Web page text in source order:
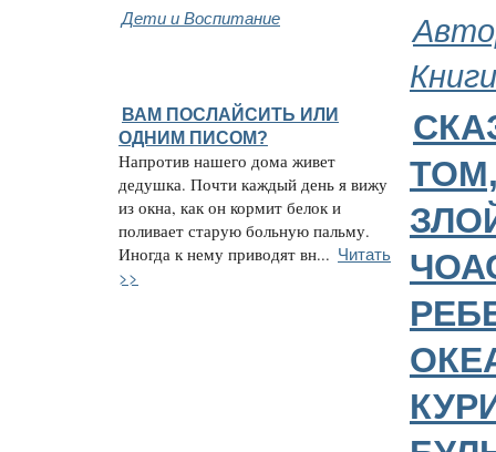
Дети и Воспитание
Книги
ВАМ ПОСЛАЙСИТЬ ИЛИ
ОДНИМ ПИСОМ?
Напротив нашего дома живет
дедушка. Почти каждый день я вижу
из окна, как он кормит белок и
поливает старую больную пальму.
Иногда к нему приводят вн... Читать
>>